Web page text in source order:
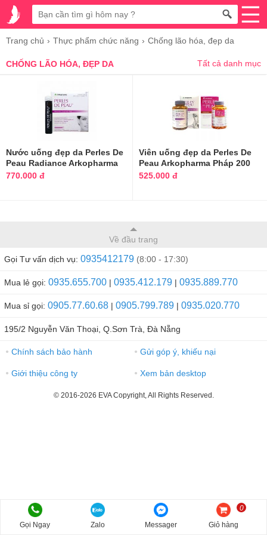
Trang chủ Thực phẩm chức năng Chống lão hóa, đẹp da
CHỐNG LÃO HÓA, ĐẸP DA Tất cả danh mục
Nước uống đẹp da Perles De
Peau Radiance Arkopharma
Pháp
770.000 đ
Viên uống đẹp da Perles De
Peau Arkopharma Pháp 200
viên
525.000 đ
Về đầu trang
Gọi Tư vấn dịch vụ: 0935412179 (8:00 - 17:30)
Mua lẻ gọi: 0935.655.700 | 0935.412.179 | 0935.889.770
Mua sỉ gọi: 0905.77.60.68 | 0905.799.789 | 0935.020.770
195/2 Nguyễn Văn Thoại, Q.Sơn Trà, Đà Nẵng
● Chính sách bảo hành ● Gửi góp ý, khiếu nại
● Giới thiệu công ty ● Xem bản desktop
© 2016-2026 EVA Copyright, All Rights Reserved.
Gọi Ngay Zalo Messager Giỏ hàng
0